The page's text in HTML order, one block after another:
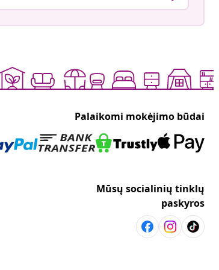
Palaikomi mokėjimo būdai
Mūsų socialinių tinklų
paskyros